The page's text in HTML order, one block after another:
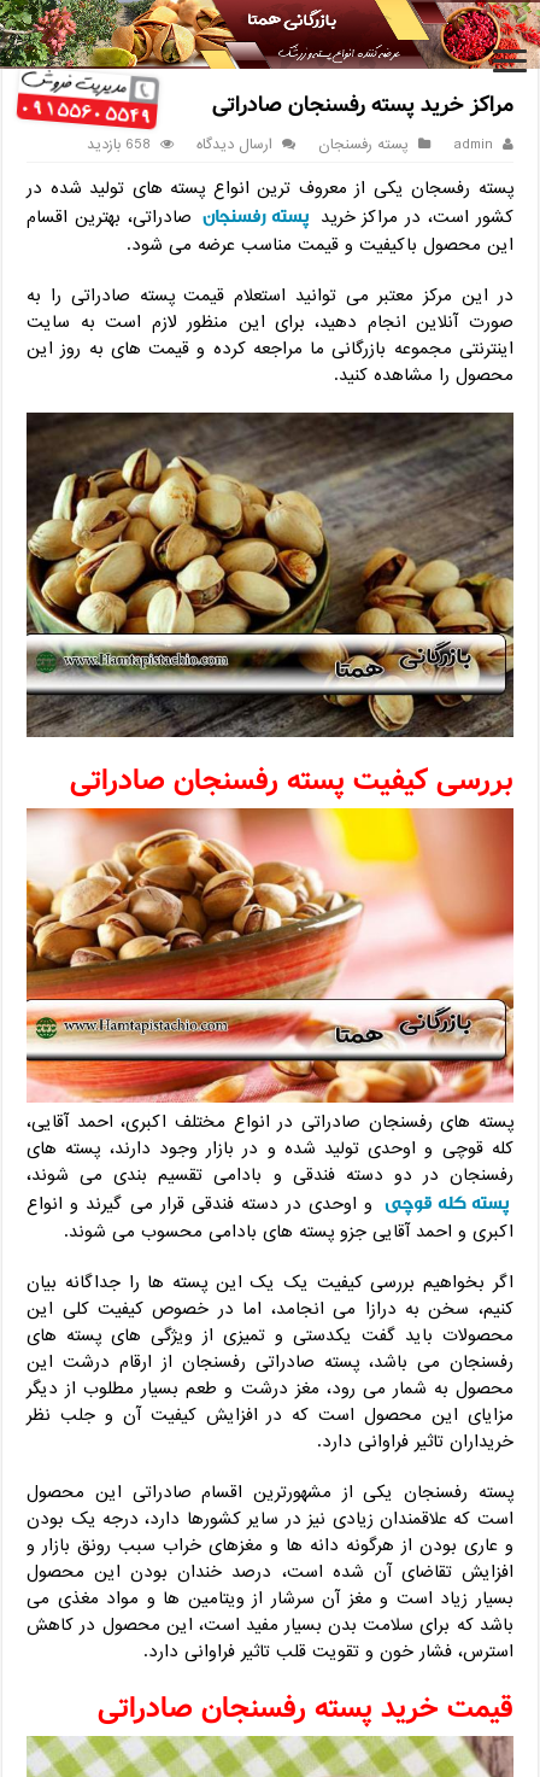
خانه / پسته رفسنجان / مراکز خريد پسته رفسنجان صادراتی
مراکز خريد پسته رفسنجان صادراتی
admin پسته رفسنجان ارسال دیدگاه 658 بازدید
پسته رفسجان یکی از معروف ترین انواع پسته های تولید شده در
کشور است، در مراکز خريد پسته رفسنجان صادراتی، بهترین اقسام
این محصول باکیفیت و قیمت مناسب عرضه می شود.
در این مرکز معتبر می توانید استعلام قیمت پسته صادراتی را به
صورت آنلاین انجام دهید، برای این منظور لازم است به سایت
اینترنتی مجموعه بازرگانی ما مراجعه کرده و قیمت های به روز این
محصول را مشاهده کنید.
بررسی کیفیت پسته رفسنجان صادراتی
پسته های رفسنجان صادراتی در انواع مختلف اکبری، احمد آقایی،
کله قوچی و اوحدی تولید شده و در بازار وجود دارند، پسته های
رفسنجان در دو دسته فندقی و بادامی تقسیم بندی می شوند،
پسته کله قوچی و اوحدی در دسته فندقی قرار می گیرند و انواع
اکبری و احمد آقایی جزو پسته های بادامی محسوب می شوند.
اگر بخواهیم بررسی کیفیت یک یک این پسته ها را جداگانه بیان
کنیم، سخن به درازا می انجامد، اما در خصوص کیفیت کلی این
محصولات باید گفت یکدستی و تمیزی از ویژگی های پسته های
رفسنجان می باشد، پسته صادراتی رفسنجان از ارقام درشت این
محصول به شمار می رود، مغز درشت و طعم بسیار مطلوب از دیگر
مزایای این محصول است که در افزایش کیفیت آن و جلب نظر
خریداران تاثیر فراوانی دارد.
پسته رفسنجان یکی از مشهورترین اقسام صادراتی این محصول
است که علاقمندان زیادی نیز در سایر کشورها دارد، درجه یک بودن
و عاری بودن از هرگونه دانه ها و مغزهای خراب سبب رونق بازار و
افزایش تقاضای آن شده است، درصد خندان بودن این محصول
بسیار زیاد است و مغز آن سرشار از ویتامین ها و مواد مغذی می
باشد که برای سلامت بدن بسیار مفید است، این محصول در کاهش
استرس، فشار خون و تقویت قلب تاثیر فراوانی دارد.
قیمت خريد پسته رفسنجان صادراتی